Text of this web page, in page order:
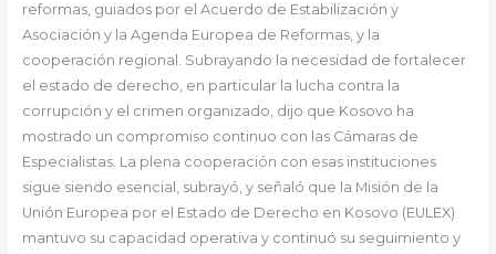
reformas, guiados por el Acuerdo de Estabilización y
Asociación y la Agenda Europea de Reformas, y la
cooperación regional. Subrayando la necesidad de fortalecer
el estado de derecho, en particular la lucha contra la
corrupción y el crimen organizado, dijo que Kosovo ha
mostrado un compromiso continuo con las Cámaras de
Especialistas. La plena cooperación con esas instituciones
sigue siendo esencial, subrayó, y señaló que la Misión de la
Unión Europea por el Estado de Derecho en Kosovo (EULEX)
mantuvo su capacidad operativa y continuó su seguimiento y